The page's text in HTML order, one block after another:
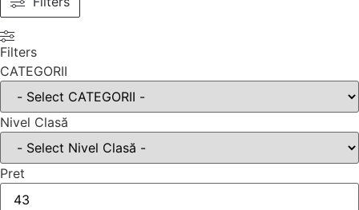
Filters
CATEGORII
Nivel Clasă
Pret